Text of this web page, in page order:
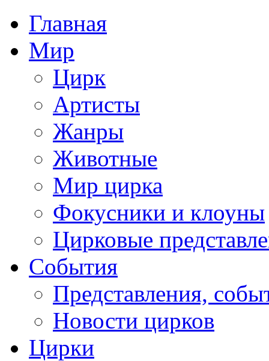
Главная
Мир
Цирк
Артисты
Жанры
Животные
Мир цирка
Фокусники и клоуны
Цирковые
События
Представления,
Новости цирков
Цирки